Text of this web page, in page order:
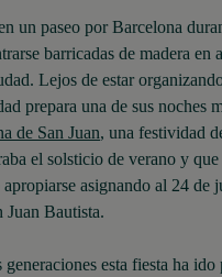
un paseo por Barcelona
barricadas de madera en
Lejos de estar
prepara una de sus noches
de San Juan, una festividad
el solsticio de verano y que
asignando al 24 de
Juan Bautista.
generaciones esta fiesta ha ido